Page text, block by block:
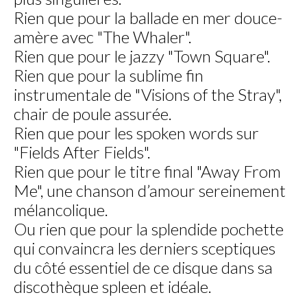
Rien que pour la ballade en mer douce-
amère avec "The Whaler".
Rien que pour le jazzy "Town Square".
Rien que pour la sublime fin
instrumentale de "Visions of the Stray",
chair de poule assurée.
Rien que pour les spoken words sur
"Fields After Fields".
Rien que pour le titre final "Away From
Me", une chanson d’amour sereinement
mélancolique.
Ou rien que pour la splendide pochette
qui convaincra les derniers sceptiques
du côté essentiel de ce disque dans sa
discothèque spleen et idéale.